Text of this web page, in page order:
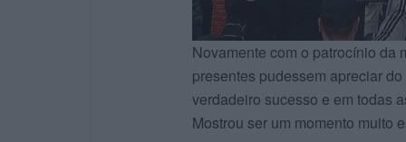
Novamente com o patrocínio da
presentes pudessem apreciar
verdadeiro sucesso e em todas
Mostrou ser um momento muito